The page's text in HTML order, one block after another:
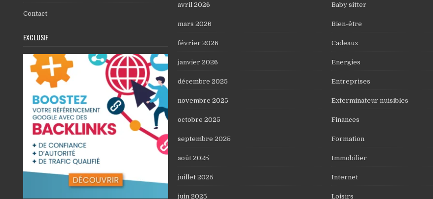
Contact
EXCLUSIF
avril 2026
mars 2026
février 2026
janvier 2026
décembre 2025
novembre 2025
octobre 2025
septembre 2025
août 2025
juillet 2025
juin 2025
Baby sitter
Bien-être
Cadeaux
Energies
Entreprises
Exterminateur nuisibles
Finances
Formation
Immobilier
Internet
Loisirs